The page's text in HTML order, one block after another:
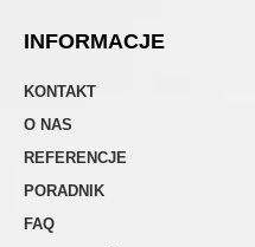
INFORMACJE
KONTAKT
O NAS
REFERENCJE
PORADNIK
FAQ